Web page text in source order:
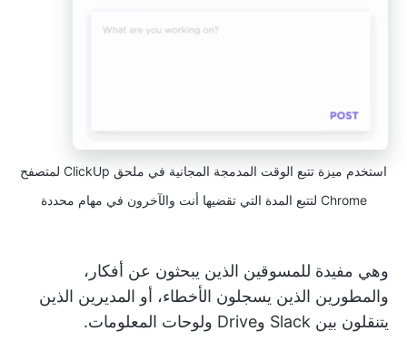
استخدم ميزة تتبع الوقت المدمجة المجانية في ملحق ClickUp لمتصفح
Chrome لتتبع المدة التي تقضيها أنت والآخرون في مهام محددة
وهي مفيدة للمسوقين الذين يبحثون عن أفكار،
والمطورين الذين يسجلون الأخطاء، أو المديرين الذين
يتنقلون بين Slack وDrive ولوحات المعلومات.